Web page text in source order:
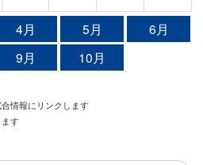
4月 5月
6月
9月 10月
情報にリンクします
す